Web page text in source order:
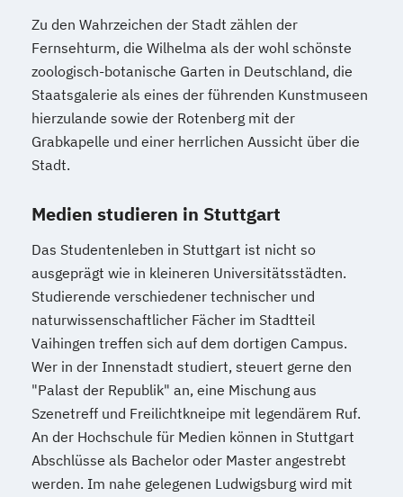
Zu den Wahrzeichen der Stadt zählen der
Fernsehturm, die Wilhelma als der wohl schönste
zoologisch-botanische Garten in Deutschland, die
Staatsgalerie als eines der führenden Kunstmuseen
hierzulande sowie der Rotenberg mit der
Grabkapelle und einer herrlichen Aussicht über die
Stadt.
Medien studieren in Stuttgart
Das Studentenleben in Stuttgart ist nicht so
ausgeprägt wie in kleineren Universitätsstädten.
Studierende verschiedener technischer und
naturwissenschaftlicher Fächer im Stadtteil
Vaihingen treffen sich auf dem dortigen Campus.
Wer in der Innenstadt studiert, steuert gerne den
"Palast der Republik" an, eine Mischung aus
Szenetreff und Freilichtkneipe mit legendärem Ruf.
An der Hochschule für Medien können in Stuttgart
Abschlüsse als Bachelor oder Master angestrebt
werden. Im nahe gelegenen Ludwigsburg wird mit